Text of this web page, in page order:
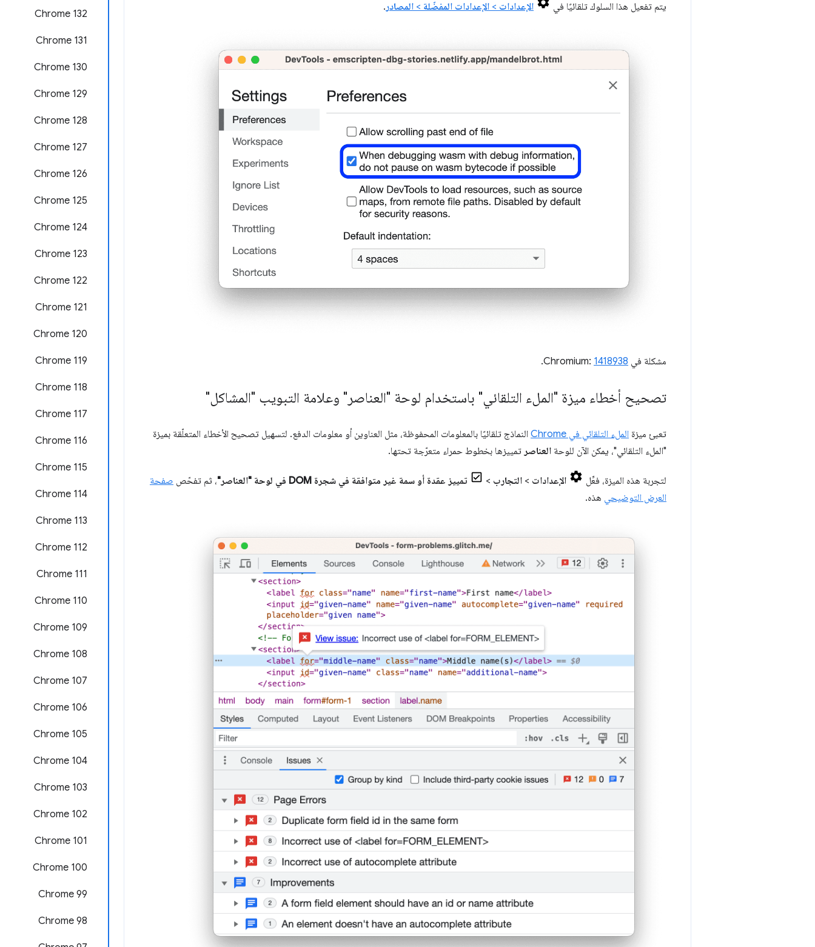
Chrome 132
Chrome 131
Chrome 130
Chrome 129
‫Chrome 128
‫Chrome 127
‫Chrome 126
‫Chrome 125
Chrome 124
Chrome 123
‫Chrome 122
‫Chrome 121
‫Chrome 120
‫Chrome 119
Chrome 118
‫Chrome 117
Chrome 116
Chrome 115
Chrome 114
Chrome 113
‫Chrome 112
‫Chrome 111
Chrome 110
Chrome 109
Chrome 108
Chrome 107
Chrome 106
Chrome 105
‫Chrome 104
Chrome 103
Chrome 102
Chrome 101
Chrome 100
Chrome 99
Chrome 98
يتم تفعيل هذا السلوك تلقائيًا في الإعدادات > الإعدادات المفضّلة > المصادر .
مشكلة في Chromium: 1418938
.
تصحيح أخطاء ميزة "الملء التلقائي" باستخدام لوحة "العناصر" وعلامة التبويب "المشاكل"
تعبئ ميزة الملء التلقائي في Chrome
النماذج تلقائيًا بالمعلومات المحفوظة، مثل العناوين أو معلومات الدفع. لتسهيل تصحيح الأخطاء المتعلّقة بميزة
"الملء التلقائي"، يمكن الآن للوحة العناصر تمييزها بخطوط حمراء متعرّجة تحتها.
لتجربة هذه الميزة، فعِّل الإعدادات > التجارب > تمييز عقدة أو سمة غير متوافقة في شجرة DOM في لوحة "العناصر" ، ثم تفحّص صفحة
العرض التوضيحي هذه.